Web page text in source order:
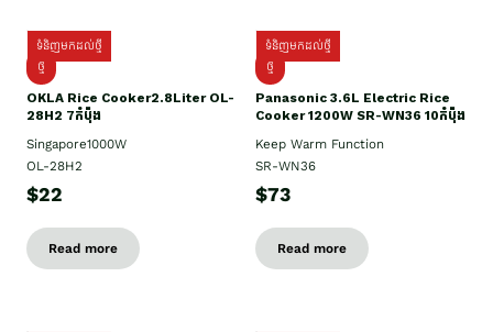
ទំនិញមកដល់ថ្មី
ថ្មិ
OKLA Rice Cooker2.8Liter OL-
28H2 7កំប៉ុង
Singapore1000W
OL-28H2
$22
Read more
ទំនិញមកដល់ថ្មី
ថ្មី
Panasonic 3.6L Electric Rice
Cooker 1200W SR-WN36 10កំប៉ុង
Keep Warm Function
SR-WN36
$73
Read more